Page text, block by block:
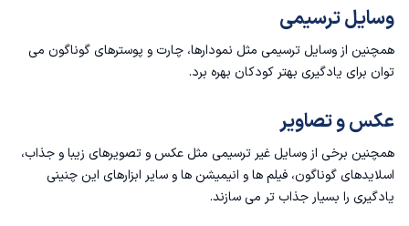
وسایل ترسیمی
همچنین از وسایل ترسیمی مثل نمودارها، چارت و پوسترهای گوناگون می
توان برای یادگیری بهتر کودکان بهره برد.
عکس و تصاویر
همچنین برخی از وسایل غیر ترسیمی مثل عکس و تصویرهای زیبا و جذاب،
اسلایدهای گوناگون، فیلم ها و انیمیشن ها و سایر ابزارهای این چنینی
یادگیری را بسیار جذاب تر می سازند.